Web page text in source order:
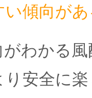
い傾向が
わかる
安全に